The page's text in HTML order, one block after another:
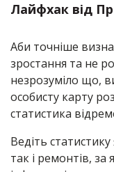
Лайфхак від
Аби точніше
зростання та не
незрозуміло що,
особисту карту
статистика
Ведіть
так і ремонтів,